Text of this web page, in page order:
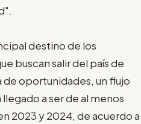
destino de los
buscan salir del país de
de oportunidades, un flujo
a ser de al menos
2023 y 2024, de acuerdo a